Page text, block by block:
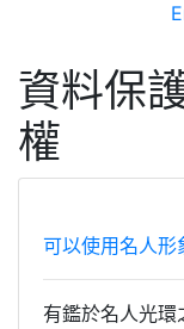
資料保
權
可以使用名人形
有鑑於名人光